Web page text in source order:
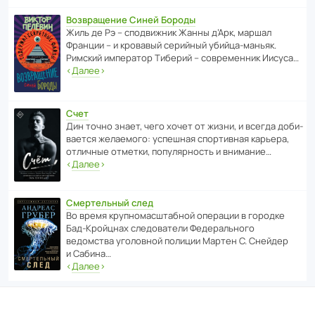
Возвращение Синей Бороды
Жиль де Рэ – спод­ви­жник Жанны д’Арк, маршал
Франции – и кровавый серийный убийца-маньяк.
Римский импе­ратор Тиберий – совре­менник Иисуса…
‹Далее›
Счет
Дин точно знает, чего хочет от жизни, и всегда доби­
ва­ется жела­е­мого: успе­шная спор­ти­вная карьера,
отли­чные отметки, попу­ля­р­ность и внимание…
‹Далее›
Смертельный след
Во время круп­но­мас­ш­та­бной операции в городке
Бад‑Крой­цнах следо­ва­тели Феде­раль­ного
ведомства уголо­вной полиции Мартен С. Снейдер
и Сабина…
‹Далее›